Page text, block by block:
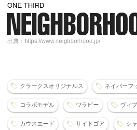
ONE THIRD
出典：https://www.neighborhood.jp/
クラークスオリジナルス ネイバーフ
コラボモデル ワラビー ヴィ
カウスエード サイドゴア シ